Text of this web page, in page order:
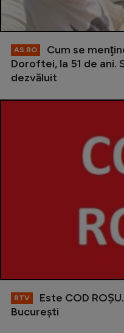
AS.RO
Cum se
Doroftei, la 51 de ani.
dezvăluit
RTV
Este COD
Bucureşti